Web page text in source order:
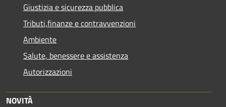
Giustizia e sicurezza pubblica
Tributi,finanze e contravvenzioni
Ambiente
Salute, benessere e assistenza
Autorizzazioni
NOVITÀ